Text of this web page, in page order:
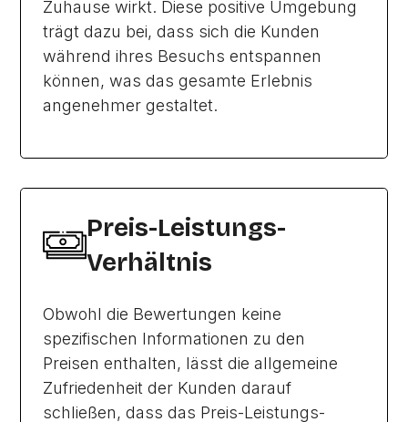
Zuhause wirkt. Diese positive Umgebung
trägt dazu bei, dass sich die Kunden
während ihres Besuchs entspannen
können, was das gesamte Erlebnis
angenehmer gestaltet.
Preis-Leistungs-
Verhältnis
Obwohl die Bewertungen keine
spezifischen Informationen zu den
Preisen enthalten, lässt die allgemeine
Zufriedenheit der Kunden darauf
schließen, dass das Preis-Leistungs-